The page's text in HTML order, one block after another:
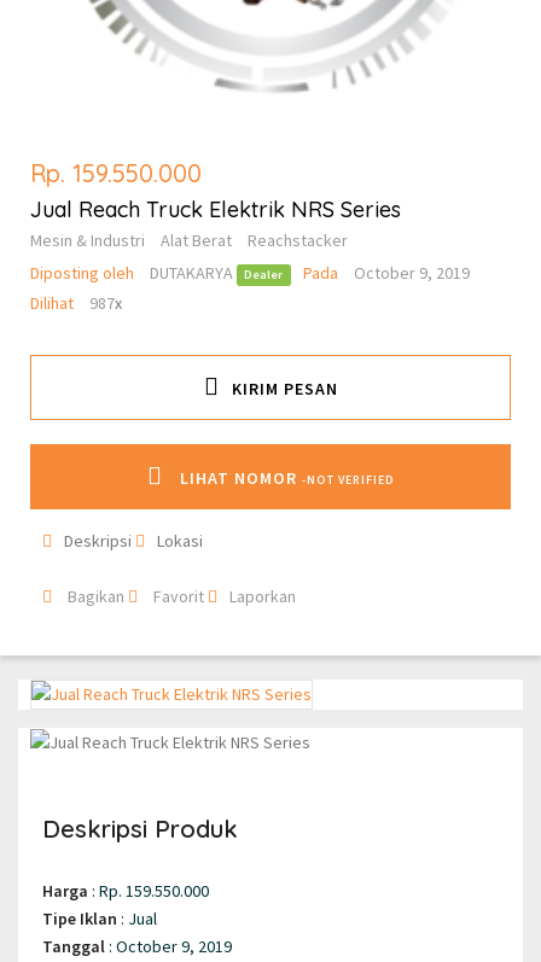
Rp. 159.550.000
Jual Reach Truck Elektrik NRS Series
Mesin & Industri Alat Berat
Reachstacker
Diposting oleh
DUTAKARYA Dealer Pada
October 9, 2019
Dilihat
987x
KIRIM PESAN
LIHAT NOMOR -NOT VERIFIED
Deskripsi Lokasi
Bagikan Favorit Laporkan
Deskripsi Produk
Harga : Rp. 159.550.000
Tipe Iklan : Jual
Tanggal : October 9, 2019